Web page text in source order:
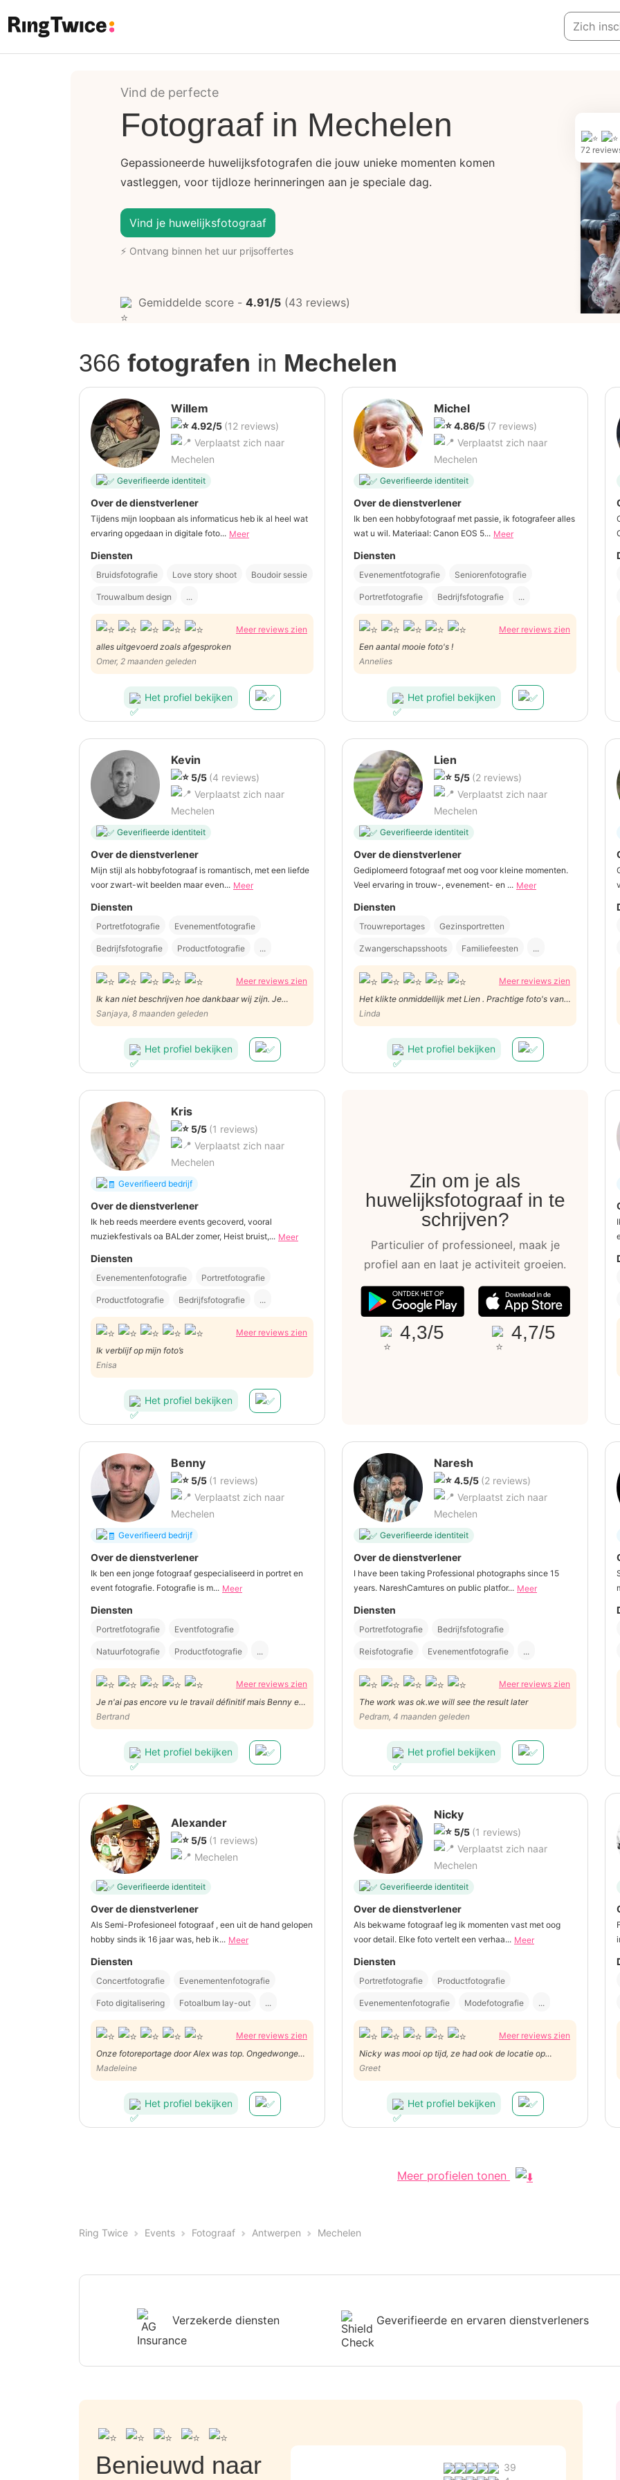
Zich
72
Vind de perfecte
Fotograaf in Mechelen
Gepassioneerde huwelijksfotografen die jouw unieke momenten komen
vastleggen, voor tijdloze herinneringen aan je speciale dag.
Vind je huwelijksfotograaf
⚡ Ontvang binnen het uur prijsoffertes
Gemiddelde score - 4.91/5 (43 reviews)
366 fotografen in Mechelen
Willem
4.92/5 (12 reviews)
Verplaatst zich naar
Mechelen
Geverifieerde identiteit
Over de dienstverlener
Tijdens mijn loopbaan als informaticus heb ik al heel wat
ervaring opgedaan in digitale foto... Meer
Diensten
Bruidsfotografie Love story shoot Boudoir sessie
Trouwalbum design ...
Meer reviews zien
alles uitgevoerd zoals afgesproken
Omer, 2 maanden geleden
Het profiel bekijken
Michel
4.86/5 (7 reviews)
Verplaatst zich naar
Mechelen
Geverifieerde identiteit
Over de dienstverlener
Ik ben een hobbyfotograaf met passie, ik fotografeer alles
wat u wil. Materiaal: Canon EOS 5... Meer
Diensten
Evenementfotografie Seniorenfotografie
Portretfotografie Bedrijfsfotografie ...
Meer reviews zien
Een aantal mooie foto's !
Annelies
Het profiel bekijken
Kevin
5/5 (4 reviews)
Verplaatst zich naar
Mechelen
Geverifieerde identiteit
Over de dienstverlener
Mijn stijl als hobbyfotograaf is romantisch, met een liefde
voor zwart-wit beelden maar even... Meer
Diensten
Portretfotografie Evenementfotografie
Bedrijfsfotografie Productfotografie ...
Meer reviews zien
Ik kan niet beschrijven hoe dankbaar wij zijn. Je
mengelde perfect in ons familie. En dat we precies
elkaar jaren kende.De spontane foto’s waren zoals
verwacht, subliem. Heel erg bedankt dat jij ons
fotograaf mocht zijn.
Sanjaya, 8 maanden geleden
Het profiel bekijken
Lien
5/5 (2 reviews)
Verplaatst zich naar
Mechelen
Geverifieerde identiteit
Over de dienstverlener
Gediplomeerd fotograaf met oog voor kleine momenten.
Veel ervaring in trouw-, evenement- en ... Meer
Diensten
Trouwreportages Gezinsportretten
Zwangerschapsshoots Familiefeesten ...
Meer reviews zien
Het klikte onmiddellijk met Lien . Prachtige foto's van
ons huwelijk. Nochtans niet gemakkelijk met 7
kinderen die niet stil kunnen zitten .Ik zal Lien zeker
nog vragen in de toekomst.
Linda
Het profiel bekijken
Kris
5/5 (1 reviews)
Verplaatst zich naar
Mechelen
Geverifieerd bedrijf
Over de dienstverlener
Ik heb reeds meerdere events gecoverd, vooral
muziekfestivals oa BALder zomer, Heist bruist,... Meer
Diensten
Evenementenfotografie Portretfotografie
Productfotografie Bedrijfsfotografie ...
Meer reviews zien
Ik verblijf op mijn foto’s
Enisa
Het profiel bekijken
Zin om je als
huwelijksfotograaf in te
schrijven?
Particulier of professioneel, maak je
profiel aan en laat je activiteit groeien.
4,3/5 4,7/5
Benny
5/5 (1 reviews)
Verplaatst zich naar
Mechelen
Geverifieerd bedrijf
Over de dienstverlener
Ik ben een jonge fotograaf gespecialiseerd in portret en
event fotografie. Fotografie is m... Meer
Diensten
Portretfotografie Eventfotografie
Natuurfotografie Productfotografie ...
Meer reviews zien
Je n'ai pas encore vu le travail définitif mais Benny est
une personne très fiable, très serviable et surtout très
ponctuel. Il comprend parfaitement la demande du
client. Vous pouvez lui faire confiance à 100%.
Bertrand
Het profiel bekijken
Naresh
4.5/5 (2 reviews)
Verplaatst zich naar
Mechelen
Geverifieerde identiteit
Over de dienstverlener
I have been taking Professional photographs since 15
years. NareshCamtures on public platfor... Meer
Diensten
Portretfotografie Bedrijfsfotografie
Reisfotografie Evenementfotografie ...
Meer reviews zien
The work was ok.we will see the result later
Pedram, 4 maanden geleden
Het profiel bekijken
Alexander
5/5 (1 reviews)
Mechelen
Geverifieerde identiteit
Over de dienstverlener
Als Semi-Profesioneel fotograaf , een uit de hand gelopen
hobby sinds ik 16 jaar was, heb ik... Meer
Diensten
Concertfotografie Evenementenfotografie
Foto digitalisering Fotoalbum lay-out ...
Meer reviews zien
Onze fotoreportage door Alex was top. Ongedwongen
foto's, mooi in beeld gebracht.
Madeleine
Het profiel bekijken
Nicky
5/5 (1 reviews)
Verplaatst zich naar
Mechelen
Geverifieerde identiteit
Over de dienstverlener
Als bekwame fotograaf leg ik momenten vast met oog
voor detail. Elke foto vertelt een verhaa... Meer
Diensten
Portretfotografie Productfotografie
Evenementenfotografie Modefotografie ...
Meer reviews zien
Nicky was mooi op tijd, ze had ook de locatie op
voorhand al eens verkend en wist dus al meteen welke
plaats ideaal was voor wat foto's te nemen. Ze was
vlot en spontaan in de omgang en hield ook rekening
met de bomma die wat minder goed te been is. Top!
Greet
Het profiel bekijken
Meer profielen tonen
Ring Twice Events Fotograaf Antwerpen Mechelen
Verzekerde diensten Geverifieerde en ervaren dienstverleners
Benieuwd naar
39